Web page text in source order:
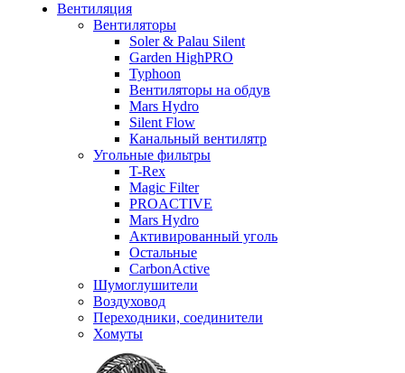
Вентиляция
Вентиляторы
Soler & Palau Silent
Garden HighPRO
Typhoon
Вентиляторы на обдув
Mars Hydro
Silent Flow
Канальный вентилятр
Угольные фильтры
T-Rex
Magic Filter
PROACTIVE
Mars Hydro
Активированный уголь
Остальные
CarbonActive
Шумоглушители
Воздуховод
Переходники, соединители
Хомуты